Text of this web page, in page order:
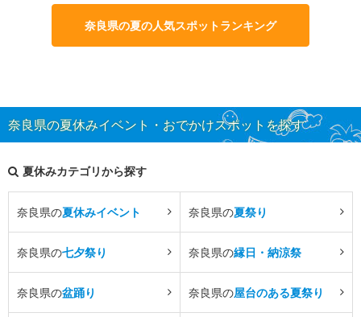
奈良県の夏の人気スポットランキング
奈良県の夏休みイベント・おでかけスポットを探す
夏休みカテゴリから探す
奈良県の夏休みイベント 奈良県の夏祭り
奈良県の七夕祭り 奈良県の縁日・納涼祭
奈良県の盆踊り 奈良県の屋台のある夏祭り